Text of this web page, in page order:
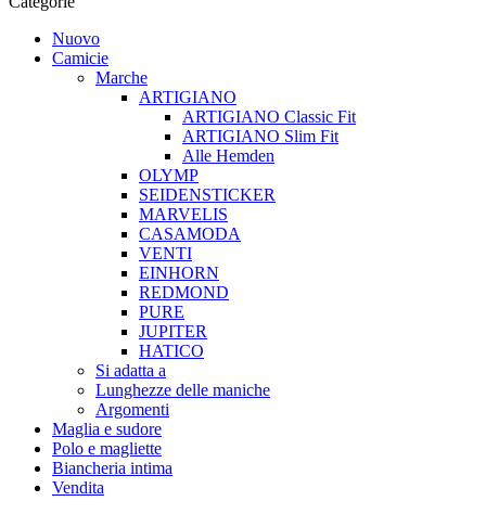
Nuovo
Camicie
Marche
ARTIGIANO
ARTIGIANO Classic Fit
ARTIGIANO Slim Fit
Alle Hemden
OLYMP
SEIDENSTICKER
MARVELIS
CASAMODA
VENTI
EINHORN
REDMOND
PURE
JUPITER
HATICO
Si adatta a
Lunghezze delle maniche
Argomenti
Maglia e sudore
Polo e magliette
Biancheria intima
Vendita